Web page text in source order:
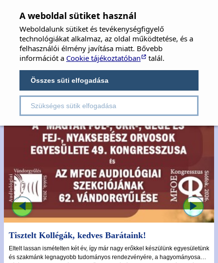
MFOE
MAGYAR FÜL-, ORR-, GÉGE ÉS FEJ-,
NYAKSEBÉSZ ORVOSOK EGYESÜLETE
Hungarian Society of Oto-Rhino-Laryngology,
Head & Neck Surgery
Tisztelt Kollégák, kedves Barátaink!
Eltelt lassan ismételten két év, így már nagy erőkkel készülünk egyesületünk
és szakmánk legnagyobb tudományos rendezvényére, a hagyományosan
A weboldal sütiket használ
Weboldalunk sütiket és tevékenységfigyelő
technológiákat alkalmaz, az oldal működtetése, és a
felhasználói élmény javítása miatt. Bővebb
információt a Cookie tájékoztatóban talál.
Összes süti elfogadása
Szükséges sütik elfogadása